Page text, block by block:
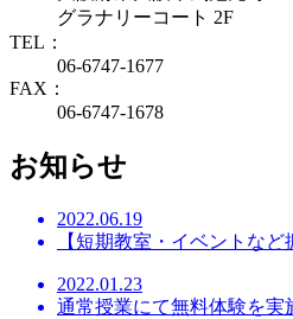
グラナリーコート 2F
TEL：
06-6747-1677
FAX：
06-6747-1678
お知らせ
2022.06.19
【短期教室・イベントなど
2022.01.23
通常授業にて無料体験を実